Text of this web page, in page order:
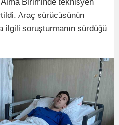
Biriminde teknisyen
Araç sürücüsünün
ilgili soruşturmanın sürdüğü